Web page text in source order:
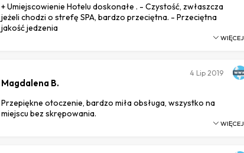
+ Umiejscowienie Hotelu doskonałe . - Czystość, zwłaszcza
jeżeli chodzi o strefę SPA, bardzo przeciętna. - Przeciętna
jakość jedzenia
WIĘCEJ
Magdalena B.
Przepiękne otoczenie, bardzo miła obsługa, wszystko na
miejscu bez skrępowania.
4 Lip 2019
WIĘCEJ